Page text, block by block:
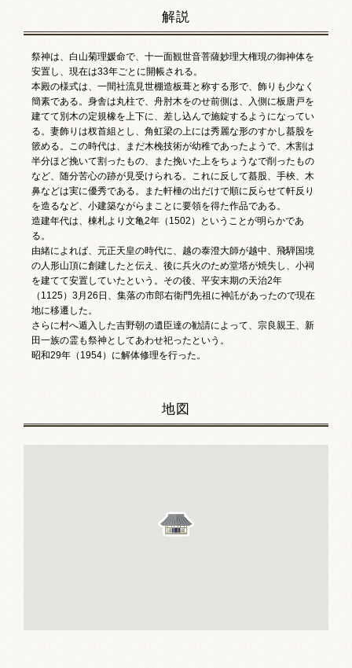
解説
祭神は、白山菊理媛命で、十一面観世音菩薩妙理大権現の御神体を
安置し、現在は33年ごとに開帳される。
本殿の様式は、一間社流見世棚造板葺と称する形で、飾りも少なく
簡素である。身舎は丸柱で、舟肘木をのせ前側は、入側に板唐戸を
建てて別木の定規橡を上下に、差し込んで施錠するようになってい
る。妻飾りは杈首組とし、角虹梁の上には秀麗な形のすかし蟇股を
篏める。この時代は、まだ木梚技術が幼稚であったようで、木割は
半分ほど挽いて割ったもの、また挽いた上をちょうなで削ったもの
など、随分苦心の跡が見受けられる。これに反して蟇股、手梜、木
鼻などは実に優秀である。また軒棰の出だけで順に反らせて軒反り
を造るなど、小建築ながらまことに要領を得た作品である。
造建年代は、棟札より文亀2年（1502）ということが明らかであ
る。
由緒によれば、元正天皇の時代に、越の泰澄大師が越中、飛騨国境
の人形山頂に創建したと伝え、後に兵火のため堂塔が焼失し、小祠
を建てて安置していたという。その後、平安末期の天治2年
（1125）3月26日、集落の市郎右衛門先祖に神託があったので現在
地に移遷した。
さらに村へ遁入した吉野朝の遺臣達の勧請によって、宗良親王、新
田一族の霊も祭神としてあわせ祀ったという。
昭和29年（1954）に解体修理を行った。
地図